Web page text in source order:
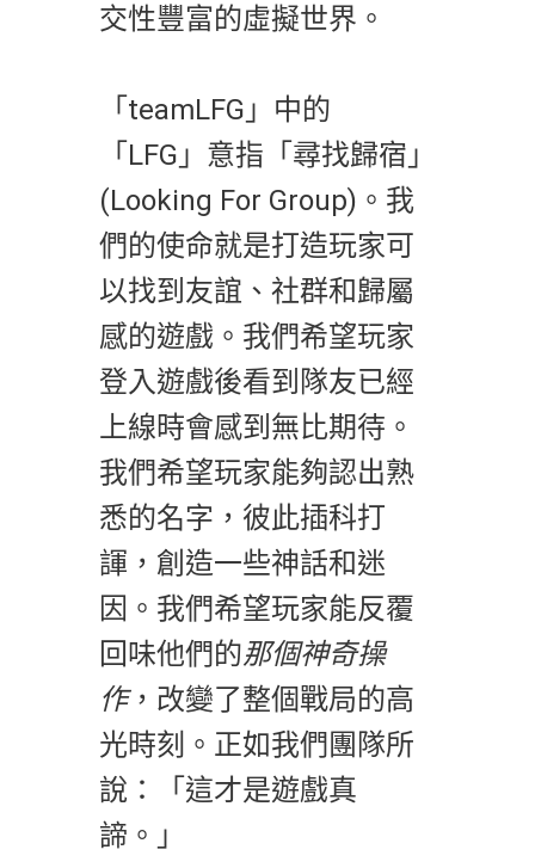
交性豐富的虛擬世界。
「teamLFG」中的
「LFG」意指「尋找歸宿」
(Looking For Group)。我
們的使命就是打造玩家可
以找到友誼、社群和歸屬
感的遊戲。我們希望玩家
登入遊戲後看到隊友已經
上線時會感到無比期待。
我們希望玩家能夠認出熟
悉的名字，彼此插科打
諢，創造一些神話和迷
因。我們希望玩家能反覆
回味他們的那個神奇操
作，改變了整個戰局的高
光時刻。正如我們團隊所
說：「這才是遊戲真
諦。」